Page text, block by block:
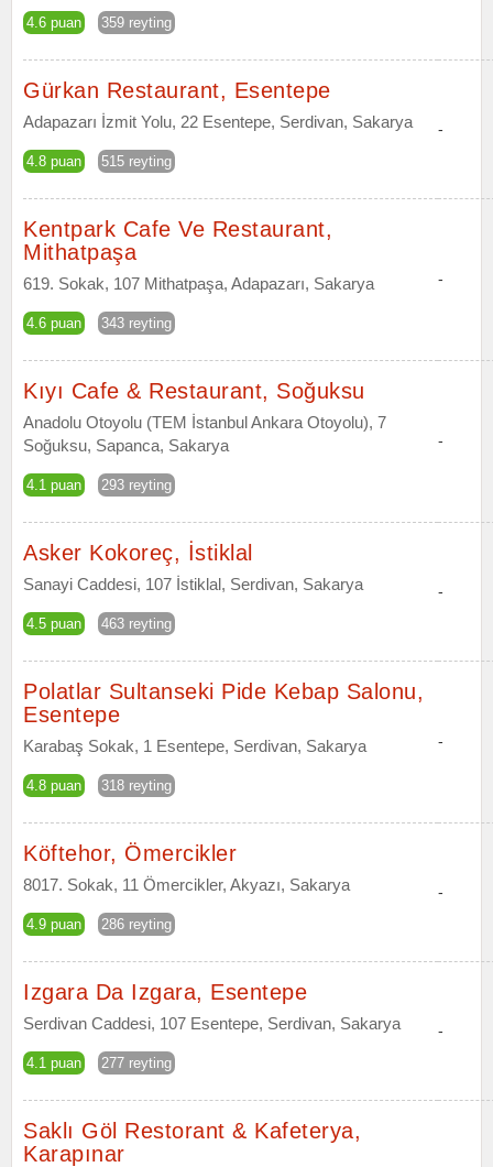
4.6 puan 359 reyting
Gürkan Restaurant, Esentepe
Adapazarı İzmit Yolu, 22 Esentepe, Serdivan, Sakarya
4.8 puan 515 reyting
-
Kentpark Cafe Ve Restaurant,
Mithatpaşa
619. Sokak, 107 Mithatpaşa, Adapazarı, Sakarya
4.6 puan 343 reyting
-
Kıyı Cafe & Restaurant, Soğuksu
Anadolu Otoyolu (TEM İstanbul Ankara Otoyolu), 7
Soğuksu, Sapanca, Sakarya
4.1 puan 293 reyting
-
Asker Kokoreç, İstiklal
Sanayi Caddesi, 107 İstiklal, Serdivan, Sakarya
4.5 puan 463 reyting
-
Polatlar Sultanseki Pide Kebap Salonu,
Esentepe
Karabaş Sokak, 1 Esentepe, Serdivan, Sakarya
4.8 puan 318 reyting
-
Köftehor, Ömercikler
8017. Sokak, 11 Ömercikler, Akyazı, Sakarya
4.9 puan 286 reyting
-
Izgara Da Izgara, Esentepe
Serdivan Caddesi, 107 Esentepe, Serdivan, Sakarya
4.1 puan 277 reyting
-
Saklı Göl Restorant & Kafeterya,
Karapınar